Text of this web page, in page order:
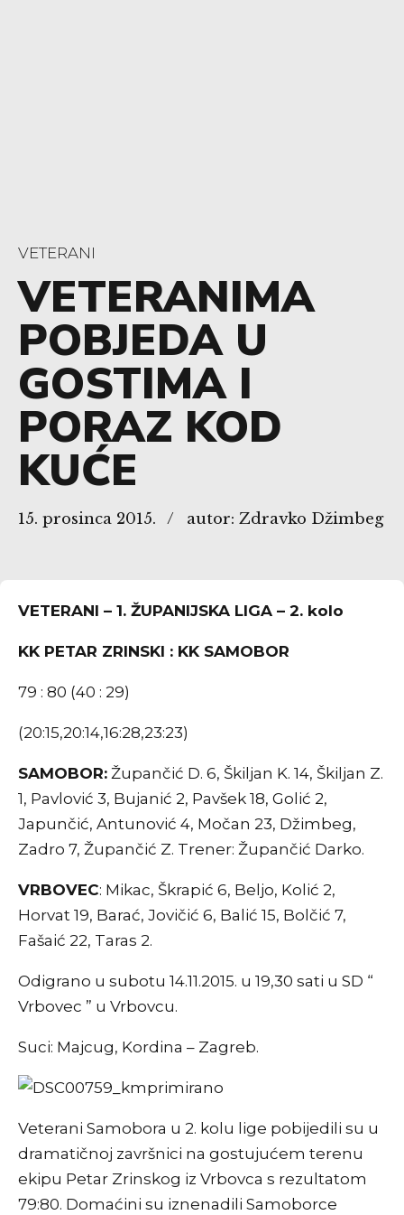
VETERANI
VETERANIMA
POBJEDA U
GOSTIMA I
PORAZ KOD
KUĆE
15. prosinca 2015. autor: Zdravko Džimbeg
VETERANI – 1. ŽUPANIJSKA LIGA – 2. kolo
KK PETAR ZRINSKI : KK SAMOBOR
79 : 80 (40 : 29)
(20:15,20:14,16:28,23:23)
SAMOBOR: Župančić D. 6, Škiljan K. 14, Škiljan Z.
1, Pavlović 3, Bujanić 2, Pavšek 18, Golić 2,
Japunčić, Antunović 4, Močan 23, Džimbeg,
Zadro 7, Župančić Z. Trener: Župančić Darko.
VRBOVEC: Mikac, Škrapić 6, Beljo, Kolić 2,
Horvat 19, Barać, Jovičić 6, Balić 15, Bolčić 7,
Fašaić 22, Taras 2.
Odigrano u subotu 14.11.2015. u 19,30 sati u SD “
Vrbovec ” u Vrbovcu.
Suci: Majcug, Kordina – Zagreb.
Veterani Samobora u 2. kolu lige pobijedili su u
dramatičnoj završnici na gostujućem terenu
ekipu Petar Zrinskog iz Vrbovca s rezultatom
79:80. Domaćini su iznenadili Samoborce